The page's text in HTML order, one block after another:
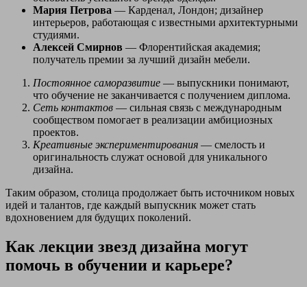
Мария Петрова — Карденал, Лондон; дизайнер
интерьеров, работающая с известными архитектурными
студиями.
Алексей Смирнов — Флорентийская академия;
получатель премии за лучший дизайн мебели.
Постоянное саморазвитие — выпускники понимают,
что обучение не заканчивается с получением диплома.
Сеть контактов — сильная связь с международным
сообществом помогает в реализации амбициозных
проектов.
Креативные экспериментирования — смелость и
оригинальность служат основой для уникального
дизайна.
Таким образом, столица продолжает быть источником новых
идей и талантов, где каждый выпускник может стать
вдохновением для будущих поколений.
Как лекции звезд дизайна могут
помочь в обучении и карьере?